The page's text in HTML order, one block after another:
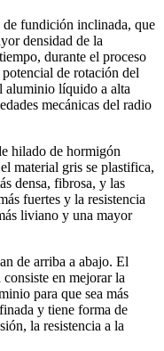
de fundición inclinada, que
densidad de la
durante el proceso
de rotación del
aluminio líquido a alta
mecánicas del radio
hilado de hormigón
material gris se plastifica,
densa, fibrosa, y las
fuertes y la resistencia
liviano y una mayor
de arriba a abajo. El
en mejorar la
para que sea más
y tiene forma de
la resistencia a la